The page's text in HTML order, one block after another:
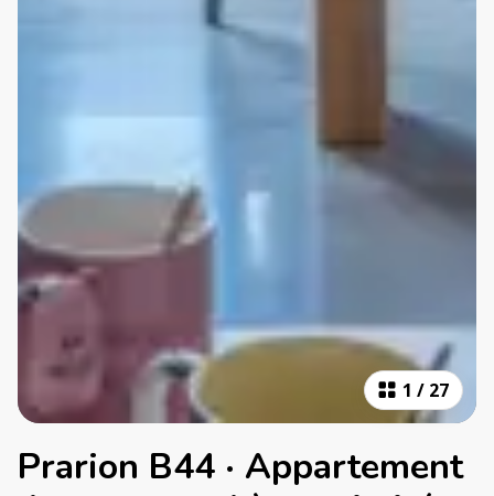
1 / 27
Prarion B44 · Appartement